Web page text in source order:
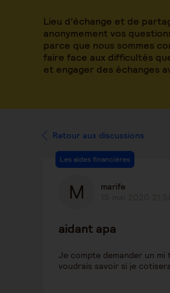
Lieu d’échange et de
anonymement vos
parce que nous sommes
faire face aux difficultés
et engager des échanges
Retour aux discussions
Les aides financières
marife
aidant apa
Je compte demander un
voudrais savoir si je